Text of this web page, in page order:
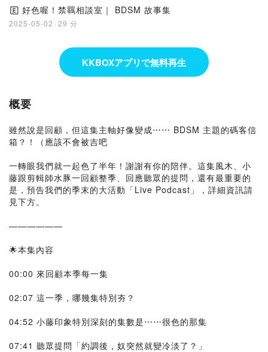
🄴 好色喔！禁羈相談室｜ BDSM 故事集
2025-05-02 · 29 分
KKBOXアプリで無料再生
概要
雖然說是回顧，但這集主軸好像變成⋯⋯ BDSM 主題的碼客信
箱？！（應該不會被吉吧
一轉眼我們就一起色了半年！謝謝有你的陪伴。這集風木、小
藤跟剪輯師水豚一回顧整季、回應聽眾的提問，還有最重要的
是，預告我們的季末的大活動「Live Podcast」，詳細資訊請
見下方。
——————
🌟本集內容
00:00 來回顧本季每一集
02:07 這一季，哪幾集特別夯？
04:52 小藤印象特別深刻的集數是⋯⋯很色的那集
07:41 聽眾提問「約調後，奴突然就變冷淡了？」